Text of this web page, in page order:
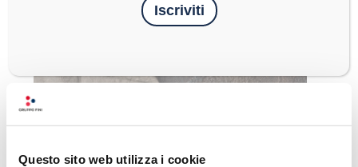
Questo sito web utilizza i cookie
Ultimi articoli